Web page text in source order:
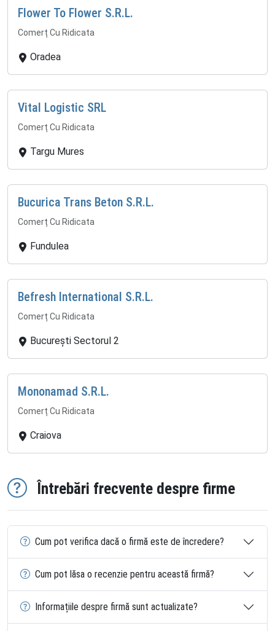
Flower To Flower S.R.L.
Comerț Cu Ridicata
Oradea
Vital Logistic SRL
Comerț Cu Ridicata
Targu Mures
Bucurica Trans Beton S.R.L.
Comerț Cu Ridicata
Fundulea
Befresh International S.R.L.
Comerț Cu Ridicata
București Sectorul 2
Mononamad S.R.L.
Comerț Cu Ridicata
Craiova
Întrebări frecvente despre firme
Cum pot verifica dacă o firmă este de încredere?
Cum pot lăsa o recenzie pentru această firmă?
Informațiile despre firmă sunt actualizate?